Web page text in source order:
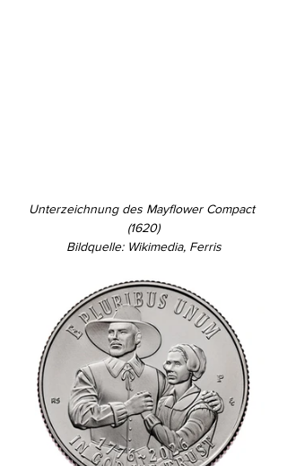
Unterzeichnung des Mayflower Compact
(1620)
Bildquelle: Wikimedia, Ferris